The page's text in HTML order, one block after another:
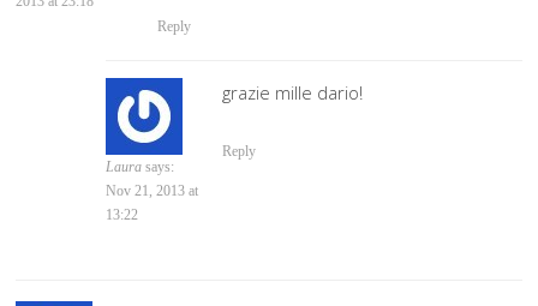
Reply
Laura says:
Nov 21, 2013 at
13:22
grazie mille dario!
Reply